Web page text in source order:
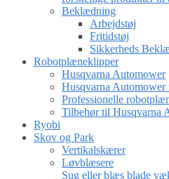
Beklædning
Arbejdstøj
Fritidstøj
Sikkerheds
Robotplæneklipper
Husqvarna Automower
Husqvarna Automower
Professionelle
Tilbehør til Husqvarna
Ryobi
Skov og Park
Vertikalskærer
Løvblæsere
Sug eller blæs blade